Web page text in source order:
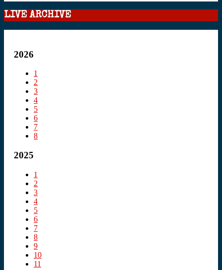
LIVE ARCHIVE
2026
1
2
3
4
5
6
7
8
2025
1
2
3
4
5
6
7
8
9
10
11